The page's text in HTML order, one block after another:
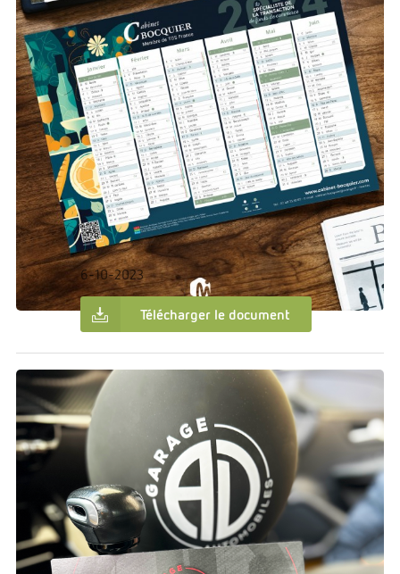
€0.00
Dans:Création graphique
Cabinet Bocquier
6-10-2023
Télécharger le document